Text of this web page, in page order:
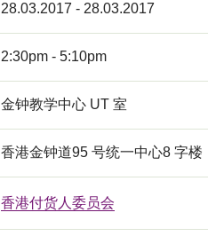
28.03.2017 - 28.03.2017
2:30pm - 5:10pm
金钟教学中心 UT 室
香港金钟道95 号统一中心8 字楼
香港付货人委员会